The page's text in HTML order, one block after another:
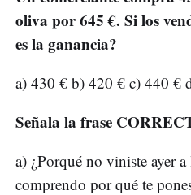
oliva por 645 €. Si los
es la ganancia?
a) 430 € b) 420 € c) 440 €
Señala la frase
a) ¿Porqué no viniste ayer
comprendo por qué te